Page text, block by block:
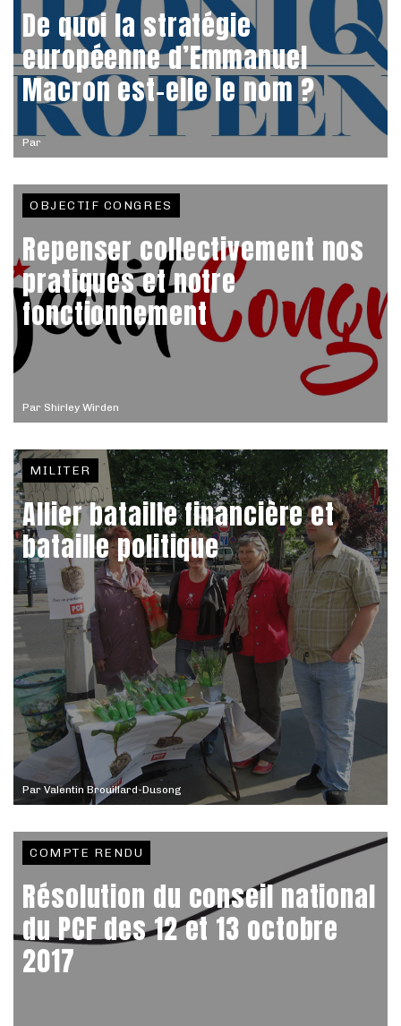
Par
De quoi la stratégie
européenne d’Emmanuel
Macron est-elle le nom ?
Par Shirley Wirden
OBJECTIF CONGRES
Repenser collectivement nos
pratiques et notre
fonctionnement
Par Valentin Brouillard-Dusong
MILITER
Allier bataille financière et
bataille politique
COMPTE RENDU
Résolution du conseil national
du PCF des 12 et 13 octobre
2017